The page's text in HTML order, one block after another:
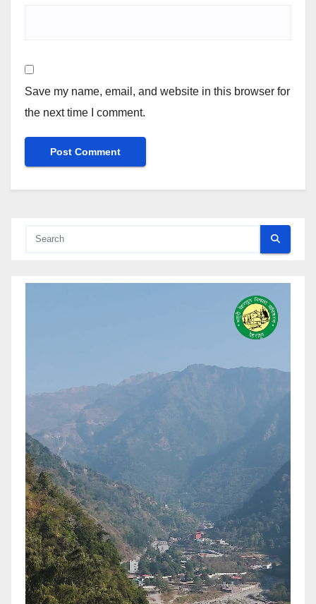
Save my name, email, and website in this browser for
the next time I comment.